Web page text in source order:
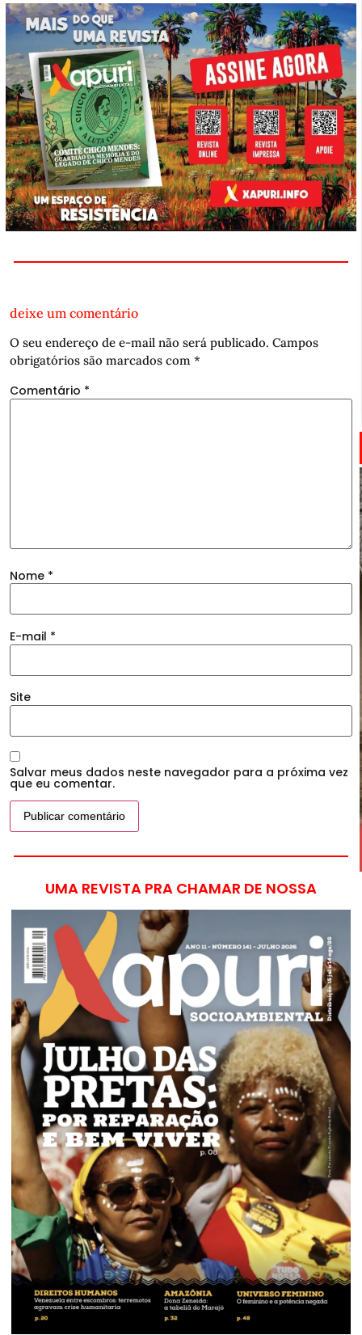
deixe um comentário
O seu endereço de e-mail não será publicado. Campos
obrigatórios são marcados com *
Comentário *
Nome *
E-mail *
Site
Salvar meus dados neste navegador para a próxima vez
que eu comentar.
UMA REVISTA PRA CHAMAR DE NOSSA